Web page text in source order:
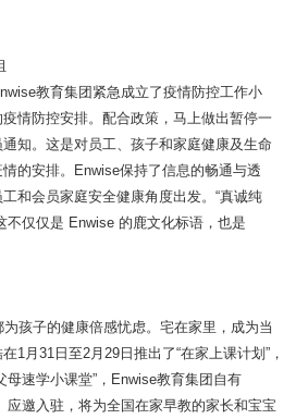
教育集团紧急成立了疫情防控工作小
情防控安排。配合政策，马上做出暂停一
知。这是对员工、孩子和家庭健康及生命
的安排。Enwise保持了信息的畅通与透
和会员家庭安全健康角度出发。“真诚纯
不仅仅是 Enwise 的鹿文化标语，也是
孩子的健康倍感忧虑。宅在家里，成为当
1月31日至2月29日推出了“在家上课计划”，
母速学小课堂”，Enwise教育集团自有
应邀入驻，将为全国在家早教的家长和宝宝